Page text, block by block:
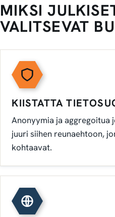
MIKSI
VALITSEVAT
KIISTATTA
Anonyymia ja aggregoitua
juuri siihen reunaehtoon,
kohtaavat.